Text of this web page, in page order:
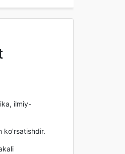
ilmiy-
ko'rsatishdir.